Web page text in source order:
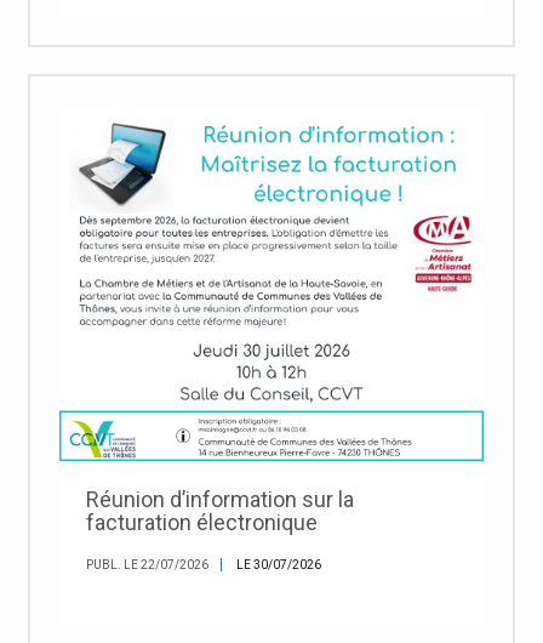
Réunion d’information sur la
facturation électronique
PUBL. LE 22/07/2026 LE 30/07/2026